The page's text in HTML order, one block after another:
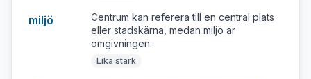
miljö
Centrum kan referera till en central plats
eller stadskärna, medan miljö är
omgivningen.
Lika stark